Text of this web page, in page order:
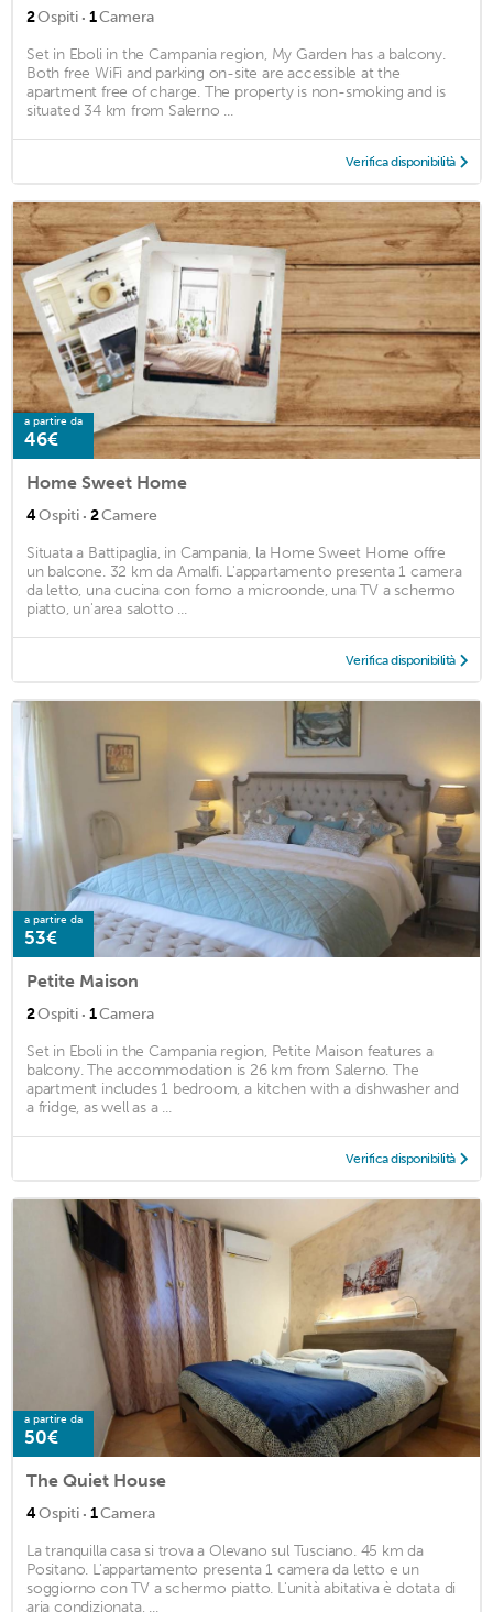
2Ospiti · 1Camera
Set in Eboli in the Campania region, My Garden has a balcony.
Both free WiFi and parking on-site are accessible at the
apartment free of charge. The property is non-smoking and is
situated 34 km from Salerno ...
Verifica disponibilità
a partire da
46€
Home Sweet Home
4Ospiti · 2Camere
Situata a Battipaglia, in Campania, la Home Sweet Home offre
un balcone. 32 km da Amalfi. L'appartamento presenta 1 camera
da letto, una cucina con forno a microonde, una TV a schermo
piatto, un'area salotto ...
Verifica disponibilità
a partire da
53€
Petite Maison
2Ospiti · 1Camera
Set in Eboli in the Campania region, Petite Maison features a
balcony. The accommodation is 26 km from Salerno. The
apartment includes 1 bedroom, a kitchen with a dishwasher and
a fridge, as well as a ...
Verifica disponibilità
a partire da
50€
The Quiet House
4Ospiti · 1Camera
La tranquilla casa si trova a Olevano sul Tusciano. 45 km da
Positano. L'appartamento presenta 1 camera da letto e un
soggiorno con TV a schermo piatto. L'unità abitativa è dotata di
aria condizionata, ...